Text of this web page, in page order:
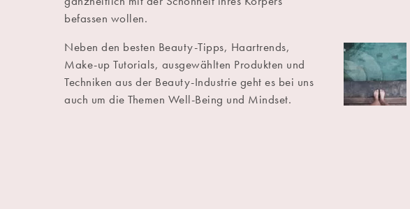
befassen wollen.
Neben den besten Beauty-Tipps, Haartrends,
Make-up Tutorials, ausgewählten Produkten und
Techniken aus der Beauty-Industrie geht es bei uns
auch um die Themen Well-Being und Mindset.